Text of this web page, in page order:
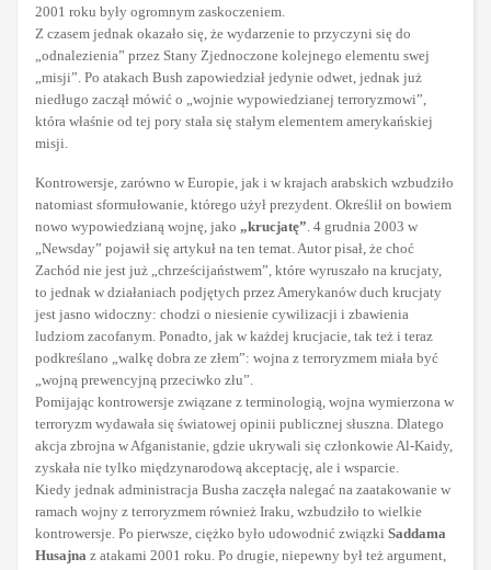
2001 roku były ogromnym zaskoczeniem.
Z czasem jednak okazało się, że wydarzenie to przyczyni się do
„odnalezienia” przez Stany Zjednoczone kolejnego elementu swej
„misji”. Po atakach Bush zapowiedział jedynie odwet, jednak już
niedługo zaczął mówić o „wojnie wypowiedzianej terroryzmowi”,
która właśnie od tej pory stała się stałym elementem amerykańskiej
misji.
Kontrowersje, zarówno w Europie, jak i w krajach arabskich wzbudziło
natomiast sformułowanie, którego użył prezydent. Określił on bowiem
nowo wypowiedzianą wojnę, jako „krucjatę”. 4 grudnia 2003 w
„Newsday” pojawił się artykuł na ten temat. Autor pisał, że choć
Zachód nie jest już „chrześcijaństwem”, które wyruszało na krucjaty,
to jednak w działaniach podjętych przez Amerykanów duch krucjaty
jest jasno widoczny: chodzi o niesienie cywilizacji i zbawienia
ludziom zacofanym. Ponadto, jak w każdej krucjacie, tak też i teraz
podkreślano „walkę dobra ze złem”: wojna z terroryzmem miała być
„wojną prewencyjną przeciwko złu”.
Pomijając kontrowersje związane z terminologią, wojna wymierzona w
terroryzm wydawała się światowej opinii publicznej słuszna. Dlatego
akcja zbrojna w Afganistanie, gdzie ukrywali się członkowie Al-Kaidy,
zyskała nie tylko międzynarodową akceptację, ale i wsparcie.
Kiedy jednak administracja Busha zaczęła nalegać na zaatakowanie w
ramach wojny z terroryzmem również Iraku, wzbudziło to wielkie
kontrowersje. Po pierwsze, ciężko było udowodnić związki Saddama
Husajna z atakami 2001 roku. Po drugie, niepewny był też argument,